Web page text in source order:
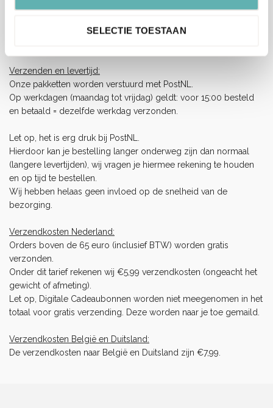
SELECTIE TOESTAAN
Enkel ingelogde klanten die dit product gekocht hebben,
Verzenden en levertijd:
Onze pakketten worden verstuurd met PostNL.
Op werkdagen (maandag tot vrijdag) geldt: voor 15:00 besteld
en betaald = dezelfde werkdag verzonden.
Let op, het is erg druk bij PostNL.
Hierdoor kan je bestelling langer onderweg zijn dan normaal
(langere levertijden), wij vragen je hiermee rekening te houden
en op tijd te bestellen.
Wij hebben helaas geen invloed op de snelheid van de
bezorging.
Verzendkosten Nederland:
Orders boven de 65 euro (inclusief BTW) worden gratis
verzonden.
Onder dit tarief rekenen wij €5,99 verzendkosten (ongeacht het
gewicht of afmeting).
Let op, Digitale Cadeaubonnen worden niet meegenomen in het
totaal voor gratis verzending. Deze worden naar je toe gemaild.
Verzendkosten België en Duitsland:
De verzendkosten naar België en Duitsland zijn €7,99.